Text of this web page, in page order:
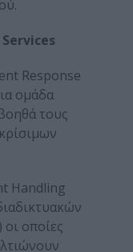
Response
ομάδα
τους
Handling
οποίες